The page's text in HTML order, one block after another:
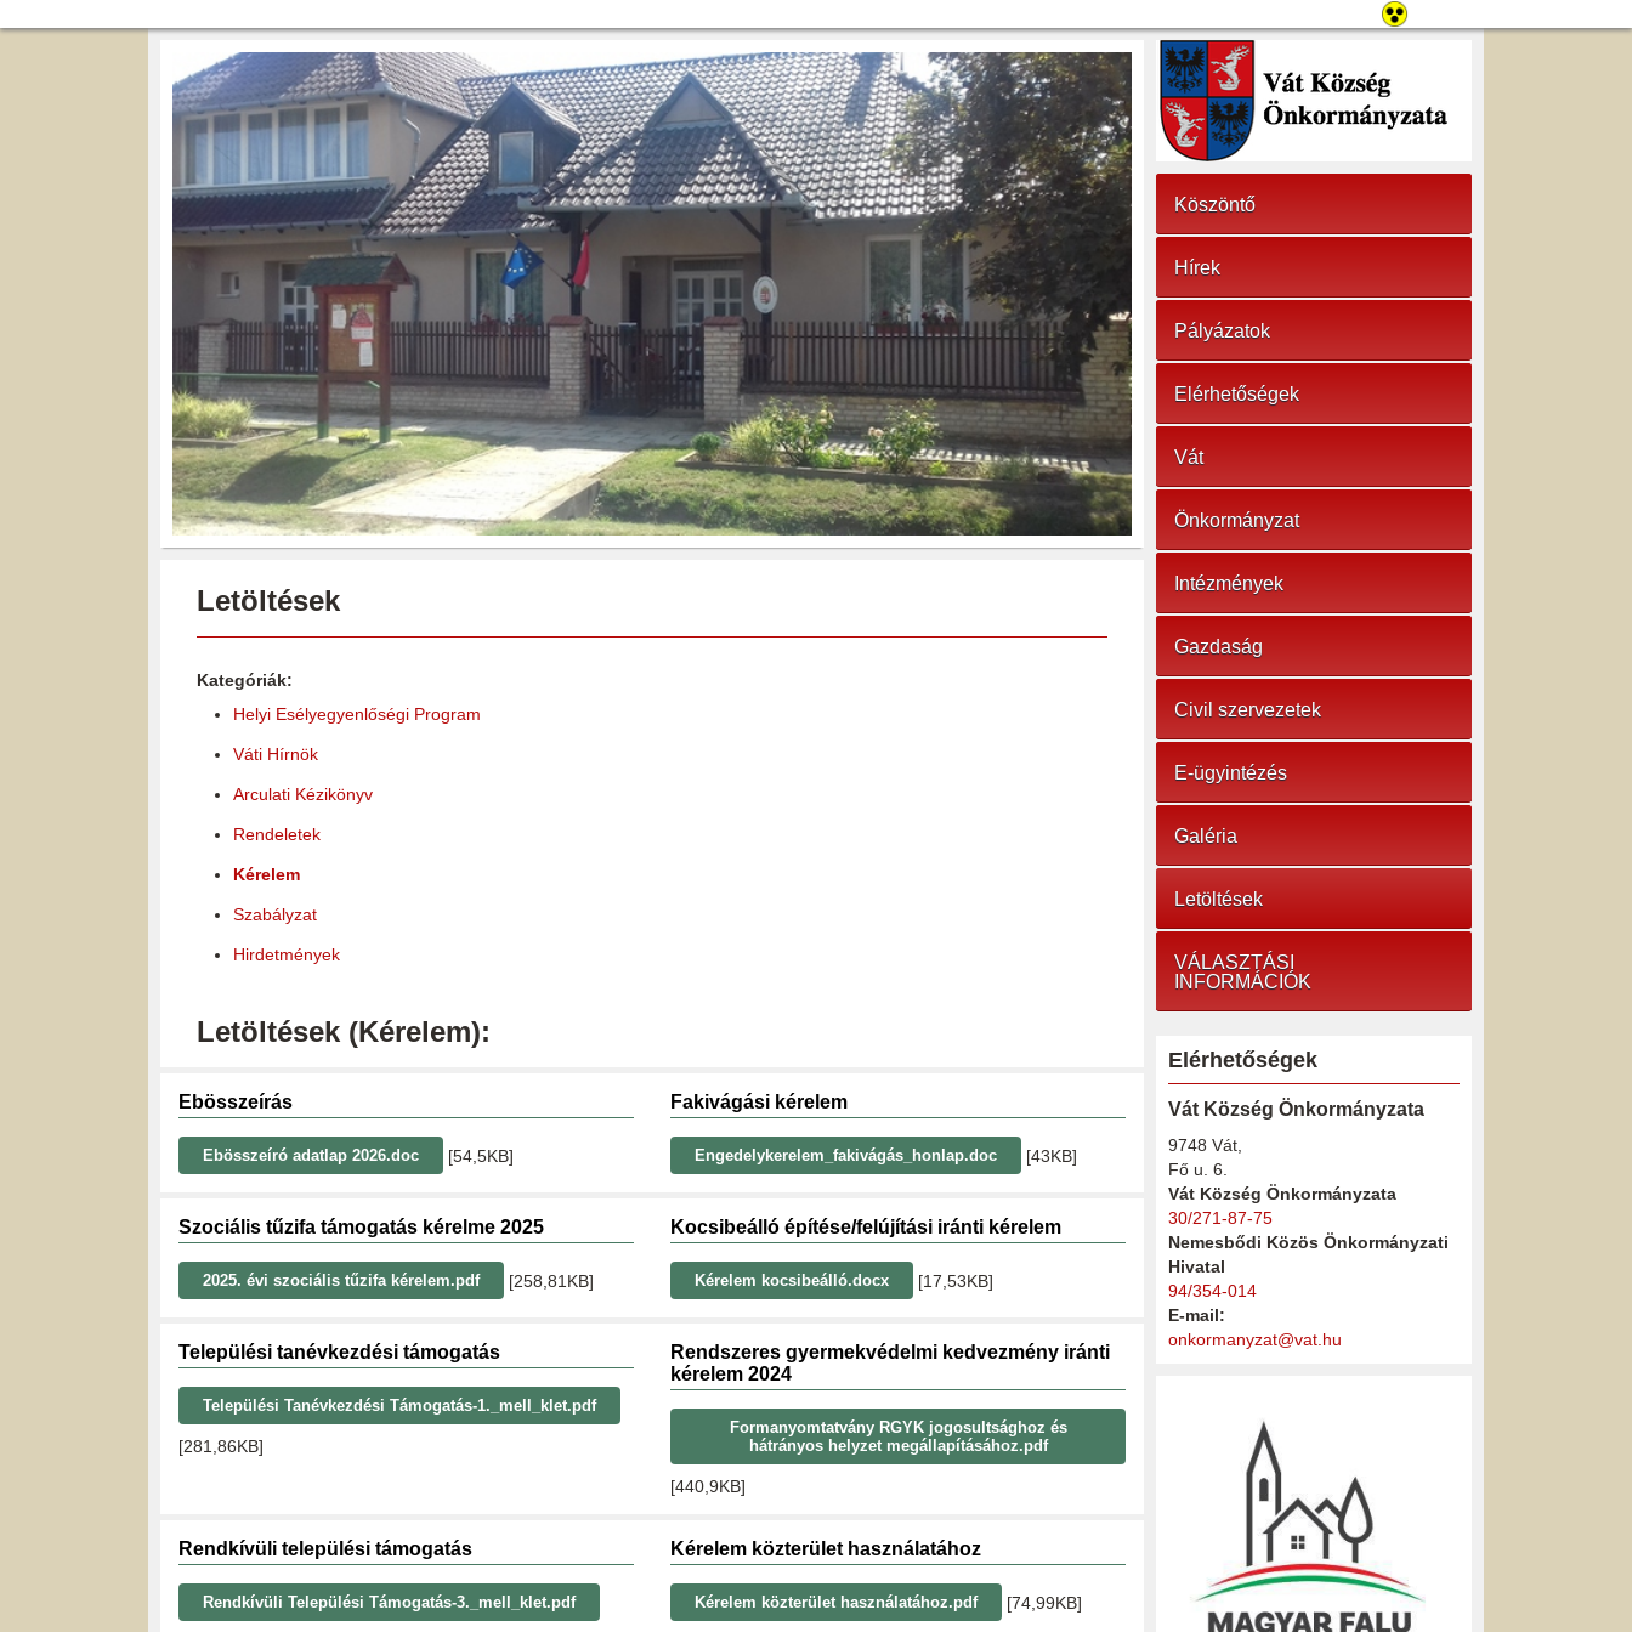
Letöltések
Kategóriák:
Helyi Esélyegyenlőségi Program
Váti Hírnök
Arculati Kézikönyv
Rendeletek
Kérelem
Szabályzat
Hirdetmények
Letöltések (Kérelem):
Ebösszeírás
Ebösszeíró adatlap 2026.doc [54,5KB]
Fakivágási kérelem
Engedelykerelem_fakivágás_honlap.doc [43KB]
Szociális tűzifa támogatás kérelme 2025
2025. évi szociális tűzifa kérelem.pdf [258,81KB]
Kocsibeálló építése/felújítási iránti kérelem
Kérelem kocsibeálló.docx [17,53KB]
Települési tanévkezdési támogatás
Települési Tanévkezdési Támogatás-1._mell_klet.pdf
[281,86KB]
Rendszeres gyermekvédelmi kedvezmény iránti
kérelem 2024
Formanyomtatvány RGYK jogosultsághoz és
hátrányos helyzet megállapításához.pdf
[440,9KB]
Rendkívüli települési támogatás
Rendkívüli Települési Támogatás-3._mell_klet.pdf
Kérelem közterület használatához
Kérelem közterület használatához.pdf [74,99KB]
Köszöntő
Hírek
Pályázatok
Elérhetőségek
Vát
Önkormányzat
Intézmények
Gazdaság
Civil szervezetek
E-ügyintézés
Galéria
Letöltések
VÁLASZTÁSI
INFORMÁCIÓK
Elérhetőségek
Vát Község Önkormányzata
9748 Vát,
Fő u. 6.
Vát Község Önkormányzata
30/271-87-75
Nemesbődi Közös Önkormányzati
Hivatal
94/354-014
E-mail:
onkormanyzat@vat.hu